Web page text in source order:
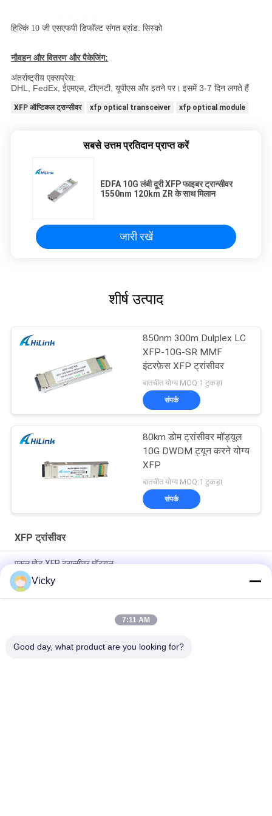
हिल्किं 10 जी एसएफपी डिफॉल्ट संगत ब्रांड: सिस्को
नौवहन और वितरण और पैकेजिंग:
अंतर्राष्ट्रीय एक्सप्रेस:
DHL, FedEx, ईएमएस, टीएनटी, यूपीएस और इतने पर। इसमें 3-7 दिन लगते हैं
XFP ऑप्टिकल ट्रान्सीवर xfp optical transceiver xfp optical module
सबसे उत्तम प्रतिदान प्राप्त करें
EDFA 10G लंबी दूरी XFP फाइबर ट्रान्सीवर
1550nm 120km ZR के साथ मिलान
जारी रखें
शीर्ष उत्पाद
850nm 300m Dulplex LC
XFP-10G-SR MMF
इंटरफ़ेस XFP ट्रांसीवर
बातचीत योग्य MOQ:1 टुकड़ा
संपर्क
80km डोम ट्रांसीवर मॉड्यूल
10G DWDM ट्यून करने योग्य
XFP
बातचीत योग्य MOQ:1 टुकड़ा
संपर्क
XFP ट्रांसीवर
एकल मोड XFP ट्रान्सीवर मॉड्यूल
संगत Huawei / जुनिपर XFP 10G एलआर एफसी मॉड्यूल ट्रांसीवर CATV
परियोजना DDM
एकल XFP ऑप्टिकल मॉड्यूल ट्रांसीवर Gigabit ईथरनेट -14dBm रिसीवर
Vicky
7:11 AM
Good day, what product are you looking for?